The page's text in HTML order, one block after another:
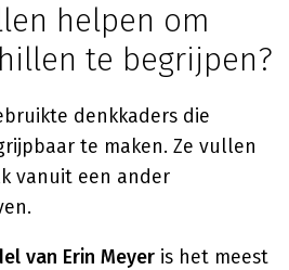
helpen om
te begrijpen?
denkkaders die
te maken. Ze vullen
vanuit een ander
van Erin Meyer is het meest